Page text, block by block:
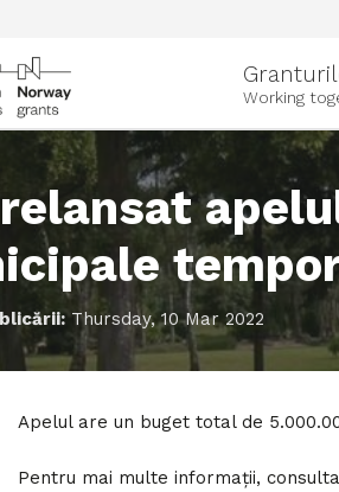
Working
Thursday, 10 Mar 2022
Apelul are un buget total de
Pentru mai multe informații,